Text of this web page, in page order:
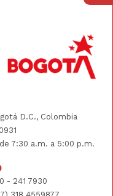
D.C., Colombia
7:30 a.m. a 5:00 p.m.
- 241 7930